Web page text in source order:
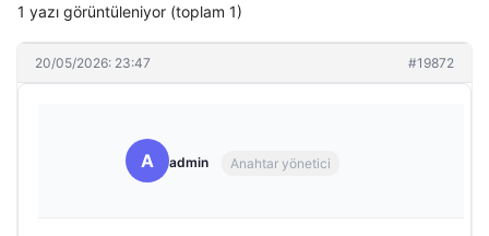
1 yazı görüntüleniyor (toplam 1)
20/05/2026: 23:47 #19872
A admin Anahtar yönetici